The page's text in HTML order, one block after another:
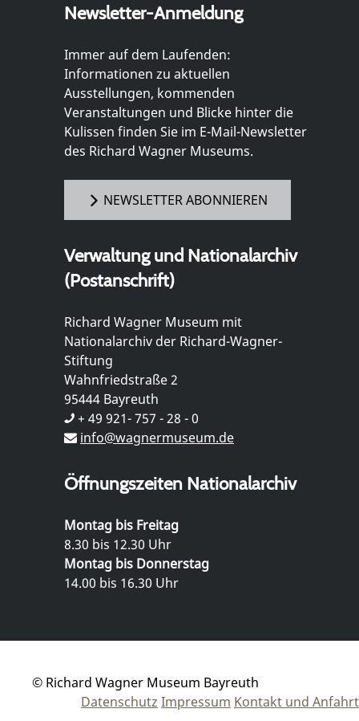
Newsletter-Anmeldung
Immer auf dem Laufenden:
Informationen zu aktuellen
Ausstellungen, kommenden
Veranstaltungen und Blicke hinter die
Kulissen finden Sie im E-Mail-Newsletter
des Richard Wagner Museums.
NEWSLETTER ABONNIEREN
Verwaltung und Nationalarchiv
(Postanschrift)
Richard Wagner Museum mit
Nationalarchiv der Richard-Wagner-
Stiftung
Wahnfriedstraße 2
95444 Bayreuth
+ 49 921- 757 - 28 - 0
info@wagnermuseum.de
Öffnungszeiten Nationalarchiv
Montag bis Freitag
8.30 bis 12.30 Uhr
Montag bis Donnerstag
14.00 bis 16.30 Uhr
© Richard Wagner Museum Bayreuth
Datenschutz Impressum Kontakt und Anfahrt